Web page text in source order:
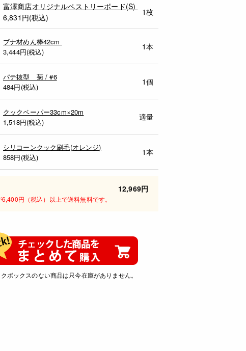
富澤商店オリジナルペストリーボード(S)
6,831円(税込)
1枚
ブナ材めん棒42cm
3,444円(税込)
1本
パテ抜型 菊 / #6
484円(税込)
1個
クックペーパー33cm×20m
1,518円(税込)
適量
シリコーンクック刷毛(オレンジ)
858円(税込)
1本
12,969円
円（税込）以上で送料無料です。
ボックスのない商品は只今在庫がありません。